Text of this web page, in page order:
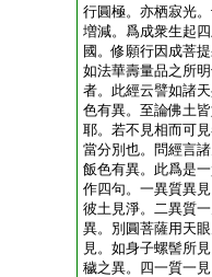
行圓極。亦栖寂光
増減。爲成衆生起
國。修願行因成菩
如法華壽量品之所
者。此經云譬如諸
色有異。至論佛土
耶。若不見相而可
當分別也。問經言
飯色有異。此爲是
作四句。一異質異
彼土見淨。二異質
異。別圓菩薩用天
見。如身子螺髻所
穢之異。四一質一